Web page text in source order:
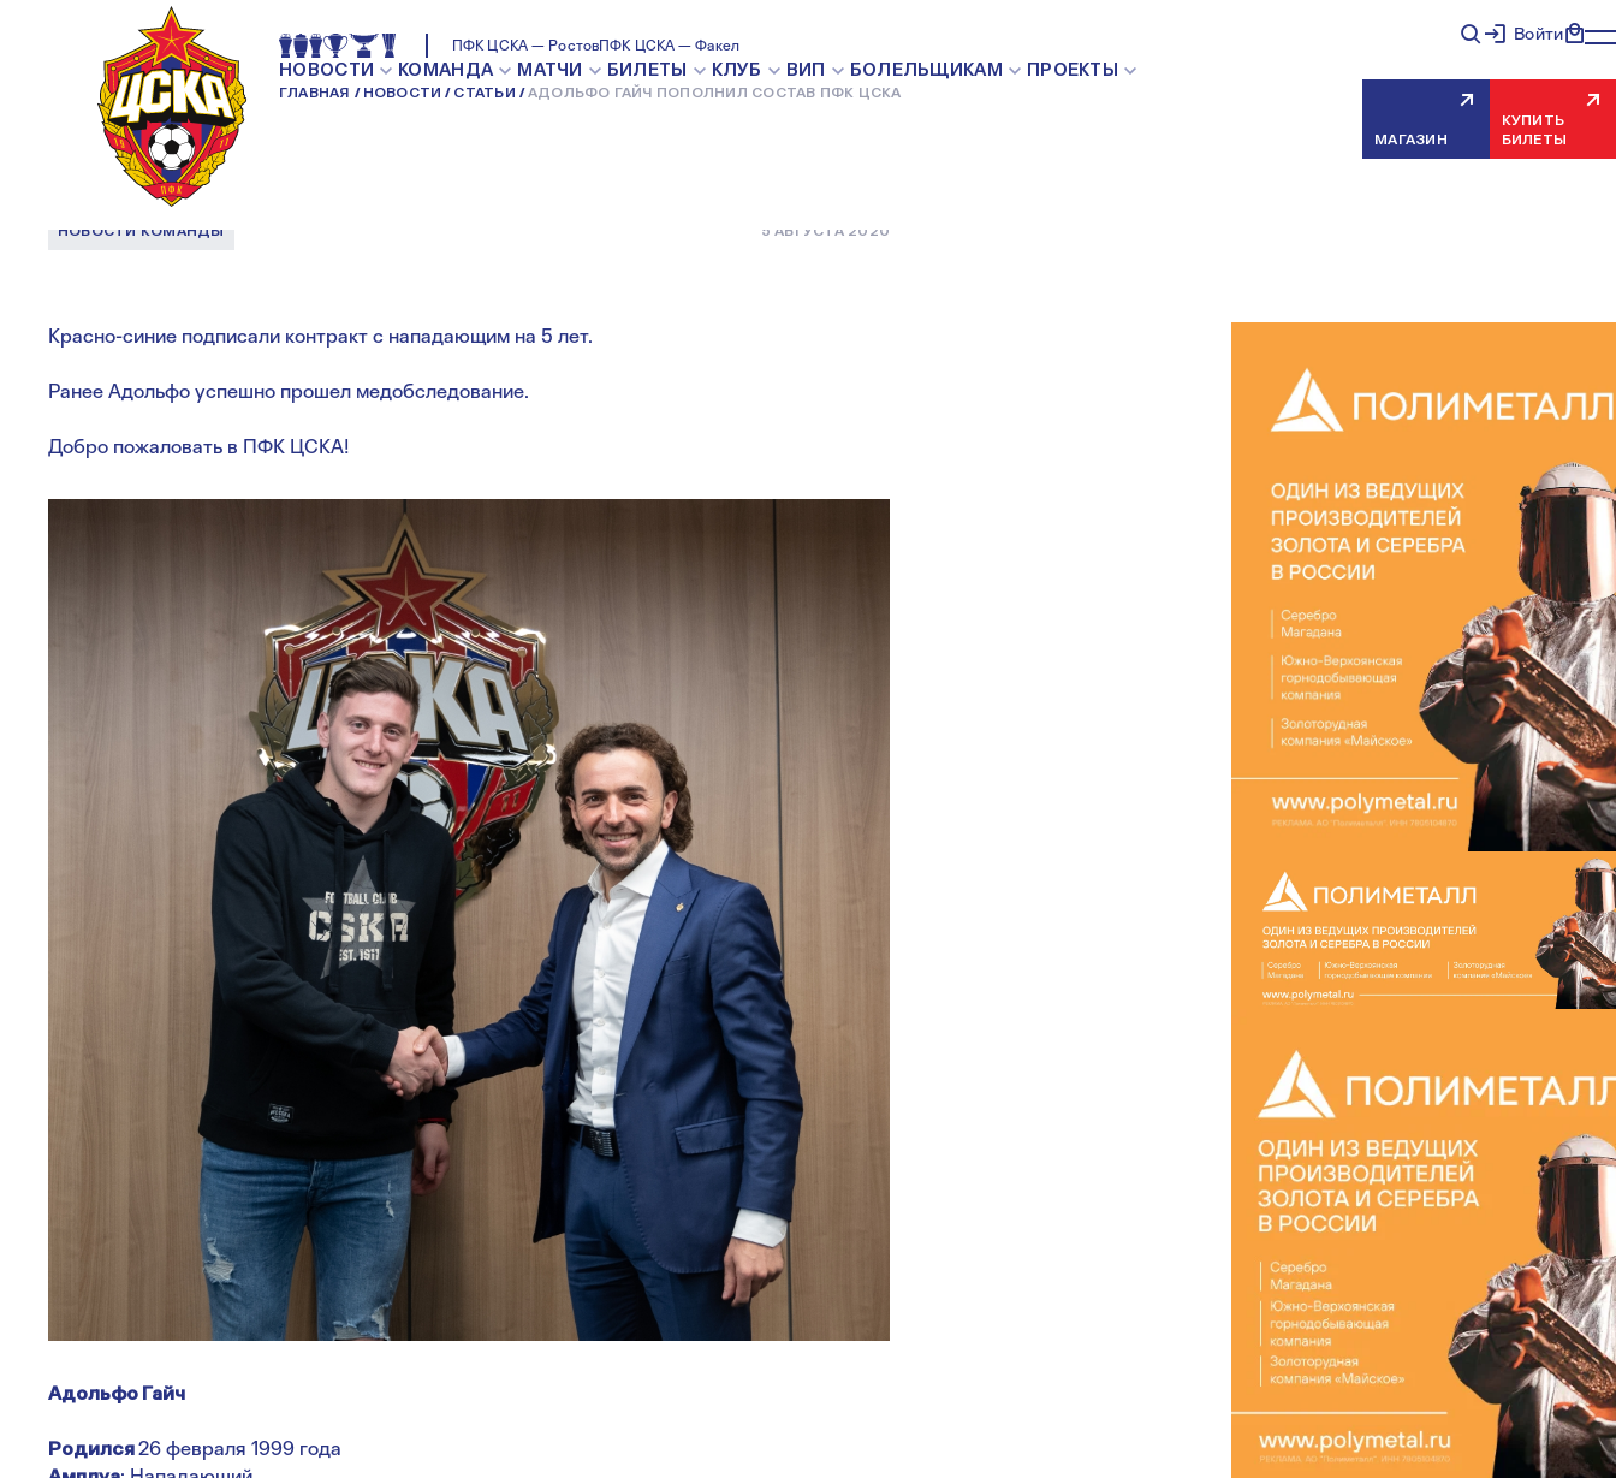
ПФК ЦСКА — РостовПФК ЦСКА — Факел
НОВОСТИ КОМАНДА МАТЧИ БИЛЕТЫ КЛУБ ВИП БОЛЕЛЬЩИКАМ ПРОЕКТЫ
ГЛАВНАЯ НОВОСТИ СТАТЬИ АДОЛЬФО ГАЙЧ ПОПОЛНИЛ СОСТАВ ПФК ЦСКА
Войти
МАГАЗИН
КУПИТЬ
БИЛЕТЫ
АДОЛЬФО ГАЙЧ ПОПОЛНИЛ
СОСТАВ ПФК ЦСКА
НОВОСТИ КОМАНДЫ 5 АВГУСТА 2020
Красно-синие подписали контракт с нападающим на 5 лет.
Ранее Адольфо успешно прошел медобследование.
Добро пожаловать в ПФК ЦСКА!
Адольфо Гайч
Родился26 февраля 1999 года